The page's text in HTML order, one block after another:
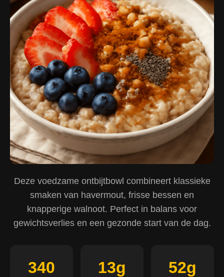
Deze voedzame ontbijtbowl combineert klassieke
smaken van havermout, frisse bessen en
knapperige walnoot. Perfect in balans voor
gewichtsverlies en een gezonde start van de dag.
340 13g 52g